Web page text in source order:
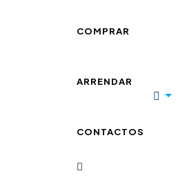
COMPRAR
ARRENDAR
CONTACTOS